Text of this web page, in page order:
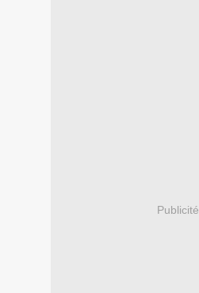
Publicité